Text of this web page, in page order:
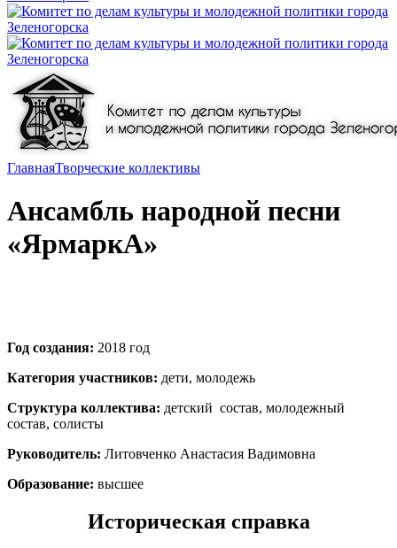
ГлавнаяТворческие коллективы
Ансамбль народной песни
«ЯрмаркА»
Год создания: 2018 год
Категория участников: дети, молодежь
Структура коллектива: детский состав, молодежный
состав, солисты
Руководитель: Литовченко Анастасия Вадимовна
Образование: высшее
Историческая справка